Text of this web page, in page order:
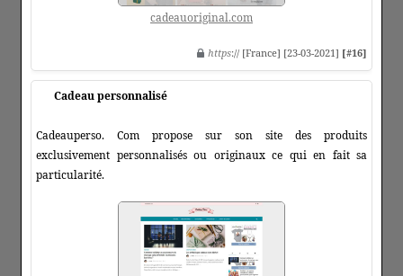
cadeauoriginal.com
https:// [France] [23-03-2021] [#16]
Cadeau personnalisé
Cadeauperso. Com propose sur son site des produits
exclusivement personnalisés ou originaux ce qui en fait sa
particularité.